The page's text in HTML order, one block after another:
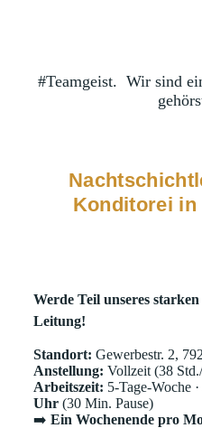
#Teamgeist. Wir sind
Konditorei in
Werde Teil unseres
Leitung!
Standort: Gewerbestr. 2,
Anstellung: Vollzeit (38
Arbeitszeit: 5‑Tage‑Woche
Uhr (30 Min. Pause)
➡️Ein Wochenende pro